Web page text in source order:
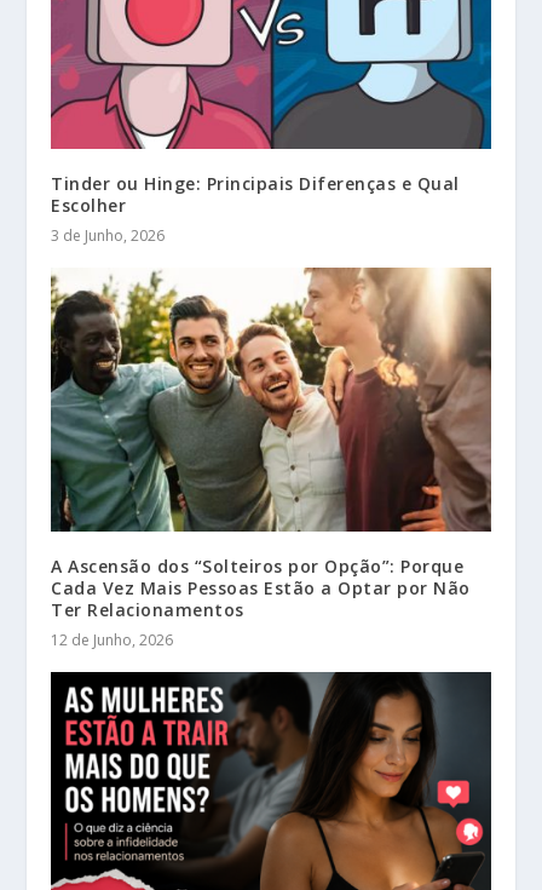
Tinder ou Hinge: Principais Diferenças e Qual
Escolher
3 de Junho, 2026
A Ascensão dos “Solteiros por Opção”: Porque
Cada Vez Mais Pessoas Estão a Optar por Não
Ter Relacionamentos
12 de Junho, 2026